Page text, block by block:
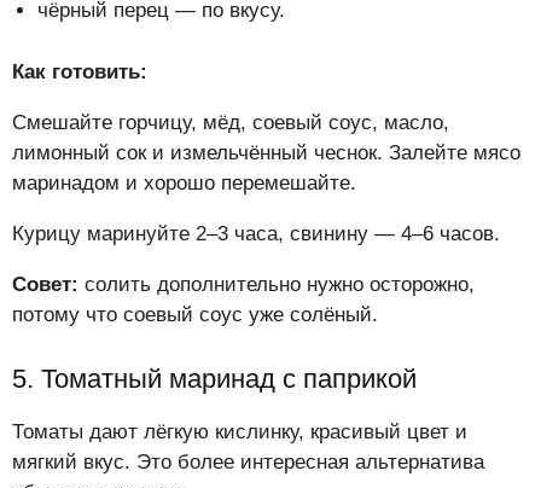
чёрный перец — по вкусу.
Как готовить:
Смешайте горчицу, мёд, соевый соус, масло,
лимонный сок и измельчённый чеснок. Залейте мясо
маринадом и хорошо перемешайте.
Курицу маринуйте 2–3 часа, свинину — 4–6 часов.
Совет: солить дополнительно нужно осторожно,
потому что соевый соус уже солёный.
5. Томатный маринад с паприкой
Томаты дают лёгкую кислинку, красивый цвет и
мягкий вкус. Это более интересная альтернатива